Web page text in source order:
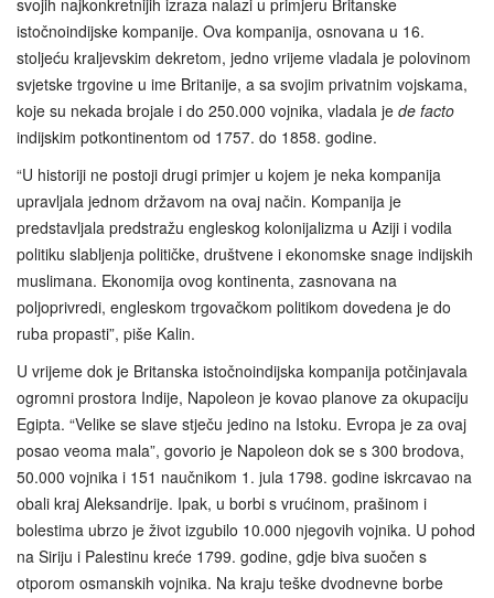
svojih najkonkretnijih izraza nalazi u primjeru Britanske
istočnoindijske kompanije. Ova kompanija, osnovana u 16.
stoljeću kraljevskim dekretom, jedno vrijeme vladala je polovinom
svjetske trgovine u ime Britanije, a sa svojim privatnim vojskama,
koje su nekada brojale i do 250.000 vojnika, vladala je de facto
indijskim potkontinentom od 1757. do 1858. godine.
“U historiji ne postoji drugi primjer u kojem je neka kompanija
upravljala jednom državom na ovaj način. Kompanija je
predstavljala predstražu engleskog kolonijalizma u Aziji i vodila
politiku slabljenja političke, društvene i ekonomske snage indijskih
muslimana. Ekonomija ovog kontinenta, zasnovana na
poljoprivredi, engleskom trgovačkom politikom dovedena je do
ruba propasti”, piše Kalin.
U vrijeme dok je Britanska istočnoindijska kompanija potčinjavala
ogromni prostora Indije, Napoleon je kovao planove za okupaciju
Egipta. “Velike se slave stječu jedino na Istoku. Evropa je za ovaj
posao veoma mala”, govorio je Napoleon dok se s 300 brodova,
50.000 vojnika i 151 naučnikom 1. jula 1798. godine iskrcavao na
obali kraj Aleksandrije. Ipak, u borbi s vrućinom, prašinom i
bolestima ubrzo je život izgubilo 10.000 njegovih vojnika. U pohod
na Siriju i Palestinu kreće 1799. godine, gdje biva suočen s
otporom osmanskih vojnika. Na kraju teške dvodnevne borbe